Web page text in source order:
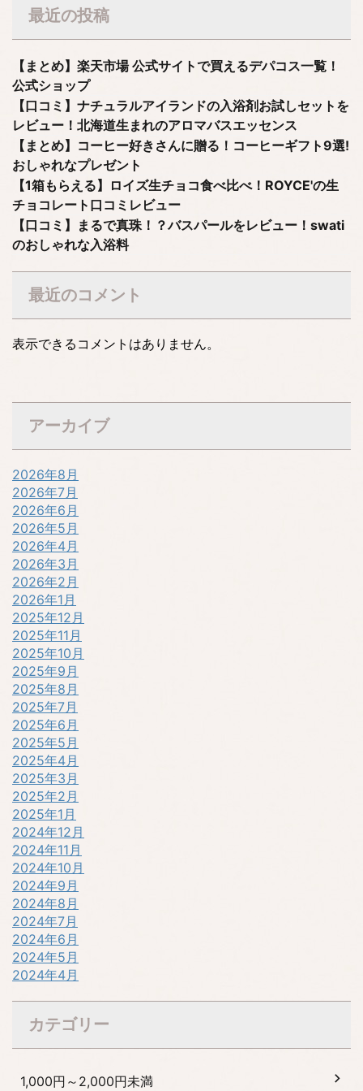
最近の投稿
【まとめ】楽天市場 公式サイトで買えるデパコス一覧！
公式ショップ
【口コミ】ナチュラルアイランドの入浴剤お試しセットを
レビュー！北海道生まれのアロマバスエッセンス
【まとめ】コーヒー好きさんに贈る！コーヒーギフト9選!
おしゃれなプレゼント
【1箱もらえる】ロイズ生チョコ食べ比べ！ROYCE'の生
チョコレート口コミレビュー
【口コミ】まるで真珠！？バスパールをレビュー！swati
のおしゃれな入浴料
最近のコメント
表示できるコメントはありません。
アーカイブ
2026年8月
2026年7月
2026年6月
2026年5月
2026年4月
2026年3月
2026年2月
2026年1月
2025年12月
2025年11月
2025年10月
2025年9月
2025年8月
2025年7月
2025年6月
2025年5月
2025年4月
2025年3月
2025年2月
2025年1月
2024年12月
2024年11月
2024年10月
2024年9月
2024年8月
2024年7月
2024年6月
2024年5月
2024年4月
カテゴリー
1,000円～2,000円未満